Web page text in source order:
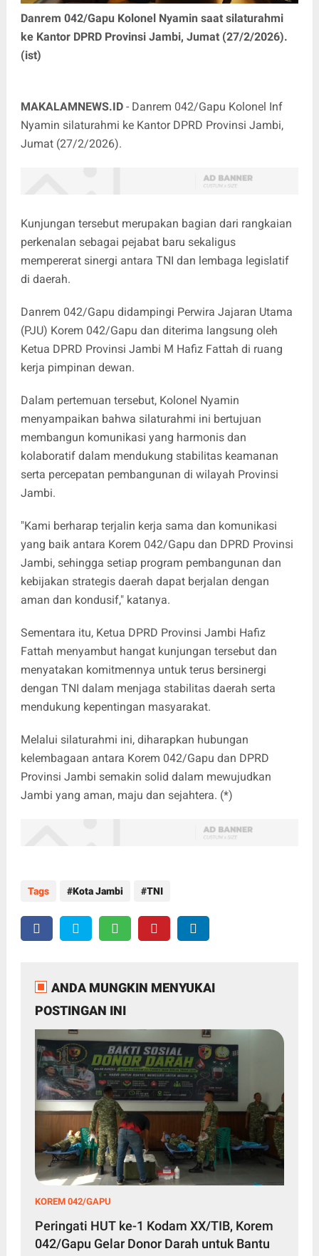
Danrem 042/Gapu Kolonel Nyamin saat silaturahmi
ke Kantor DPRD Provinsi Jambi, Jumat (27/2/2026).
(ist)
MAKALAMNEWS.ID - Danrem 042/Gapu Kolonel Inf
Nyamin silaturahmi ke Kantor DPRD Provinsi Jambi,
Jumat (27/2/2026).
Kunjungan tersebut merupakan bagian dari rangkaian
perkenalan sebagai pejabat baru sekaligus
mempererat sinergi antara TNI dan lembaga legislatif
di daerah.
Danrem 042/Gapu didampingi Perwira Jajaran Utama
(PJU) Korem 042/Gapu dan diterima langsung oleh
Ketua DPRD Provinsi Jambi M Hafiz Fattah di ruang
kerja pimpinan dewan.
Dalam pertemuan tersebut, Kolonel Nyamin
menyampaikan bahwa silaturahmi ini bertujuan
membangun komunikasi yang harmonis dan
kolaboratif dalam mendukung stabilitas keamanan
serta percepatan pembangunan di wilayah Provinsi
Jambi.
"Kami berharap terjalin kerja sama dan komunikasi
yang baik antara Korem 042/Gapu dan DPRD Provinsi
Jambi, sehingga setiap program pembangunan dan
kebijakan strategis daerah dapat berjalan dengan
aman dan kondusif," katanya.
Sementara itu, Ketua DPRD Provinsi Jambi Hafiz
Fattah menyambut hangat kunjungan tersebut dan
menyatakan komitmennya untuk terus bersinergi
dengan TNI dalam menjaga stabilitas daerah serta
mendukung kepentingan masyarakat.
Melalui silaturahmi ini, diharapkan hubungan
kelembagaan antara Korem 042/Gapu dan DPRD
Provinsi Jambi semakin solid dalam mewujudkan
Jambi yang aman, maju dan sejahtera. (*)
Tags Kota Jambi TNI
ANDA MUNGKIN MENYUKAI
POSTINGAN INI
KOREM 042/GAPU
Peringati HUT ke-1 Kodam XX/TIB, Korem
042/Gapu Gelar Donor Darah untuk Bantu